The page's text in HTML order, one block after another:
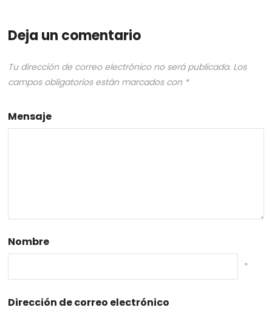
Deja un comentario
Tu dirección de correo electrónico no será publicada. Los
campos obligatorios están marcados con *
Mensaje
Nombre
*
Dirección de correo electrónico